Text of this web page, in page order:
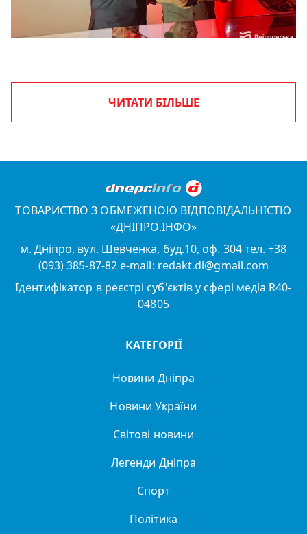
ЧИТАТИ БІЛЬШЕ
ТОВАРИСТВО З ОБМЕЖЕНОЮ ВІДПОВІДАЛЬНІСТЮ
«ДНІПРО.ІНФО»
м. Дніпро, вул. Шевченка, буд.10, оф. 304 тел. +38
(093) 385-87-82 e-mail: redakt.di@gmail.com
Ідентифікатор в реєстрі суб'єктів у сфері медіа R40-
04805
КАТЕГОРІЇ
Новини Дніпра
Новини України
Світові новини
Легенди Дніпра
Спорт
Політика